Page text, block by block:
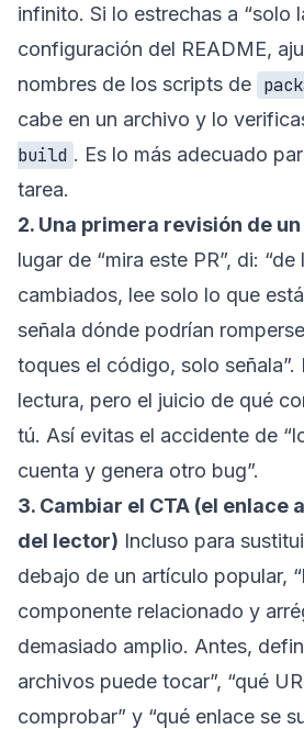
infinito. Si lo estrechas a “solo
configuración del README,
nombres de los scripts de
cabe en un archivo y lo
build . Es lo más adecuado
tarea.
2. Una primera revisión de
lugar de “mira este PR”, di:
cambiados, lee solo lo que
señala dónde podrían
toques el código, solo señala”.
lectura, pero el juicio de qué
tú. Así evitas el accidente de
cuenta y genera otro bug”.
3. Cambiar el CTA (el enlace
del lector) Incluso para
debajo de un artículo popular,
componente relacionado y
demasiado amplio. Antes,
archivos puede tocar”, “qué
comprobar” y “qué enlace se